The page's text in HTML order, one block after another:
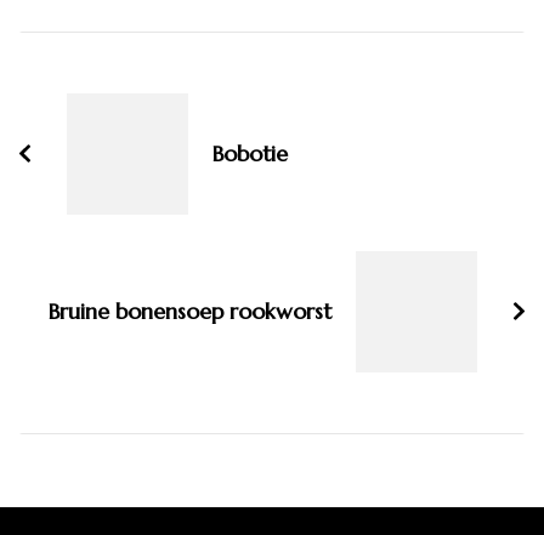
Bobotie
Bruine bonensoep rookworst